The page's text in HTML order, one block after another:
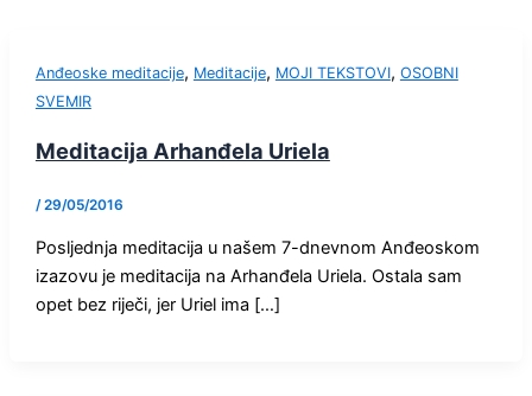
Anđeoske meditacije, Meditacije, MOJI TEKSTOVI, OSOBNI
SVEMIR
Meditacija Arhanđela Uriela
/29/05/2016
Posljednja meditacija u našem 7-dnevnom Anđeoskom
izazovu je meditacija na Arhanđela Uriela. Ostala sam
opet bez riječi, jer Uriel ima […]